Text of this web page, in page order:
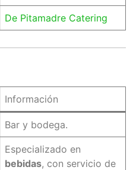
De Pitamadre Catering
Información
Bar y bodega.
Especializado en
bebidas, con servicio de